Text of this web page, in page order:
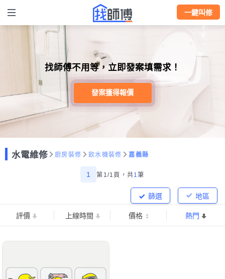
一鍵叫修
找師傅不用等，立即發案填需求！
發案獲得報價
水電維修 廚房裝修 飲水機裝修 嘉義縣
1 第1/1頁， 共1筆
地區
篩選
評價 上線時間 價格 熱門